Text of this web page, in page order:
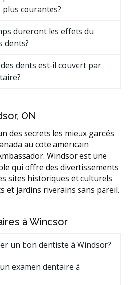
plus courantes?
dureront les effets du
dents?
dents est-il couvert par
ON
des secrets les mieux gardés
au côté américain
Windsor est une
qui offre des divertissements
sites historiques et culturels
et jardins riverains sans pareil.
à Windsor
un bon dentiste à Windsor?
examen dentaire à